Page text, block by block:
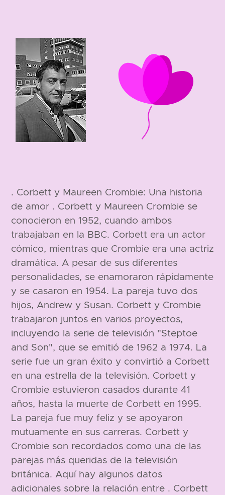
. Corbett y Maureen Crombie: Una historia
de amor . Corbett y Maureen Crombie se
conocieron en 1952, cuando ambos
trabajaban en la BBC. Corbett era un actor
cómico, mientras que Crombie era una actriz
dramática. A pesar de sus diferentes
personalidades, se enamoraron rápidamente
y se casaron en 1954. La pareja tuvo dos
hijos, Andrew y Susan. Corbett y Crombie
trabajaron juntos en varios proyectos,
incluyendo la serie de televisión "Steptoe
and Son", que se emitió de 1962 a 1974. La
serie fue un gran éxito y convirtió a Corbett
en una estrella de la televisión. Corbett y
Crombie estuvieron casados durante 41
años, hasta la muerte de Corbett en 1995.
La pareja fue muy feliz y se apoyaron
mutuamente en sus carreras. Corbett y
Crombie son recordados como una de las
parejas más queridas de la televisión
británica. Aquí hay algunos datos
adicionales sobre la relación entre . Corbett
0
1925
173 cm